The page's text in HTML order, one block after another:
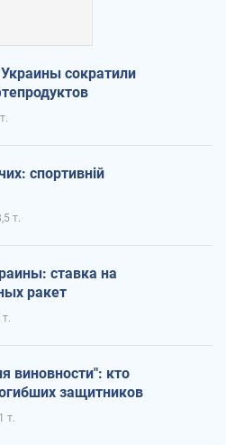
сократили
спортивній
т.
ставка на
ракет
виновности": кто
защитников
т.